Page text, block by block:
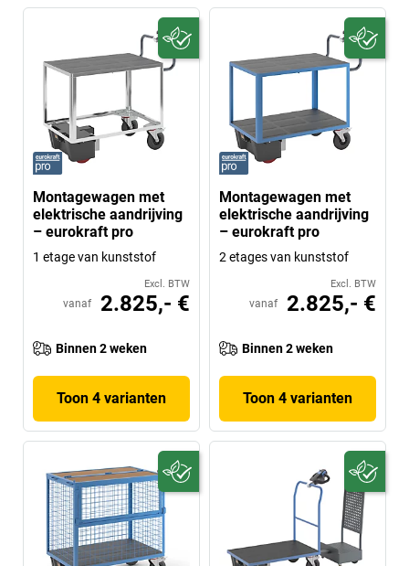
Montagewagen met
elektrische aandrijving
– eurokraft pro
1 etage van kunststof
Excl. BTW
vanaf 2.825,- €
Binnen 2 weken
Toon 4 varianten
Montagewagen met
elektrische aandrijving
– eurokraft pro
2 etages van kunststof
Excl. BTW
vanaf 2.825,- €
Binnen 2 weken
Toon 4 varianten